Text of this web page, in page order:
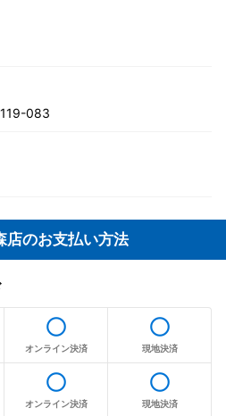
083
店のお支払い方法
radio_button_unchecked
オンライン決済
radio_button_unchecked
現地決済
radio_button_unchecked
オンライン決済
radio_button_unchecked
現地決済